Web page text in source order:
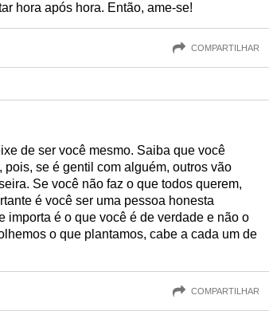
hora após hora. Então, ame-se!
COMPARTILHAR
de ser você mesmo. Saiba que você
se é gentil com alguém, outros vão
Se você não faz o que todos querem,
é você ser uma pessoa honesta
importa é o que você é de verdade e não o
o que plantamos, cabe a cada um de
COMPARTILHAR